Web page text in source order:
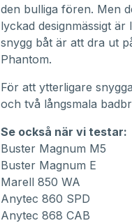
den bulliga fören. Men
lyckad designmässigt är
snygg båt är att dra ut
Phantom.
För att ytterligare
och två långsmala
Se också när vi testar:
Buster Magnum M5
Buster Magnum E
Marell 850 WA
Anytec 860 SPD
Anytec 868 CAB